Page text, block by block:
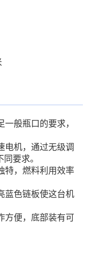
般瓶口的要求，
电机，通过无级调
要求。
特，燃料利用效率
蓝色链板使这台机
方便，底部装有可